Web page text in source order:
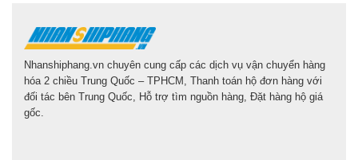
Nhanshiphang.vn chuyên cung cấp các dịch vụ vận chuyển hàng
hóa 2 chiều Trung Quốc – TPHCM, Thanh toán hộ đơn hàng với
đối tác bên Trung Quốc, Hỗ trợ tìm nguồn hàng, Đặt hàng hộ giá
gốc.